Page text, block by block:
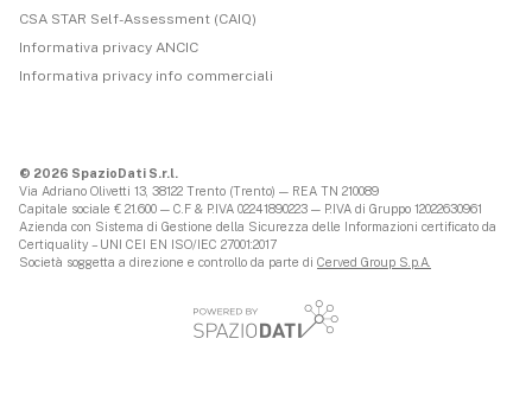
CSA STAR Self-Assessment (CAIQ)
Informativa privacy ANCIC
Informativa privacy info commerciali
© 2026 SpazioDati S.r.l.
Via Adriano Olivetti 13, 38122 Trento (Trento) — REA TN 210089
Capitale sociale € 21.600 — C.F & P.IVA 02241890223 — P.IVA di Gruppo 12022630961
Azienda con Sistema di Gestione della Sicurezza delle Informazioni certificato da
Certiquality – UNI CEI EN ISO/IEC 27001:2017
Società soggetta a direzione e controllo da parte di Cerved Group S.p.A.